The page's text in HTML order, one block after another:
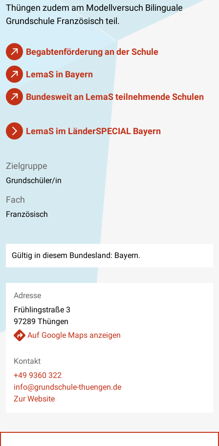
Thüngen zudem am Modellversuch Bilinguale
Grundschule Französisch teil.
Begabtenförderung an der Schule
LemaS in Bayern
Bundesweit an LemaS teilnehmende Schulen
LemaS im LänderSPECIAL Bayern
Zielgruppe
Grundschüler/in
Fach
Französisch
Gültig in diesem Bundesland: Bayern.
Adresse
Frühlingstraße 3
97289 Thüngen
Auf Google Maps anzeigen
Kontakt
Telefon
+49 9360 322
E-Mail
info@grundschule-thuengen.de
Website
Zur Website